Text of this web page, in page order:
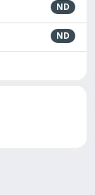
ND
ND